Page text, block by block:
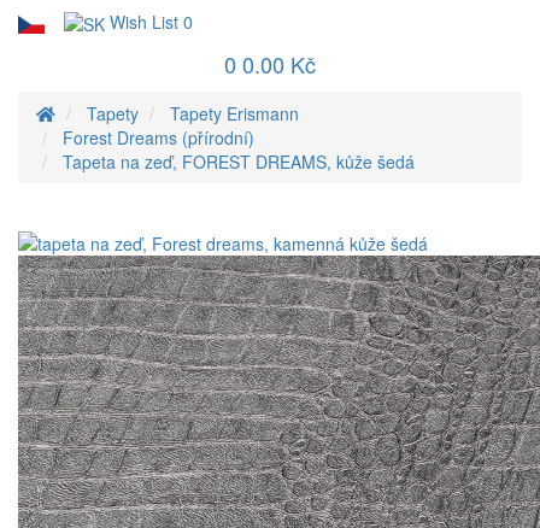
Wish List 0
0 0.00 Kč
Tapety
Tapety Erismann
Forest Dreams (přírodní)
Tapeta na zeď, FOREST DREAMS, kůže šedá